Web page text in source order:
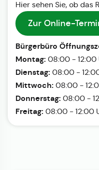
Hier sehen Sie, ob das
Zur Online-
Bürgerbüro
Montag: 08:00 - 12:00
Dienstag: 08:00 -
Mittwoch: 08:00 -
Donnerstag: 08:00 -
Freitag: 08:00 - 12:00